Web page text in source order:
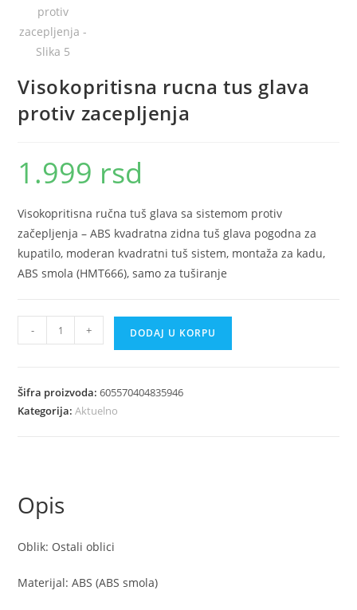
Visokopritisna rucna tus glava
protiv zacepljenja
1.999 rsd
Visokopritisna ručna tuš glava sa sistemom protiv
začepljenja – ABS kvadratna zidna tuš glava pogodna za
kupatilo, moderan kvadratni tuš sistem, montaža za kadu,
ABS smola (HMT666), samo za tuširanje
Visokopritisna
rucna
glava
protiv
- + DODAJ U KORPU
Šifra proizvoda:605570404835946
Kategorija:Aktuelno
Opis
Oblik: Ostali oblici
Materijal: ABS (ABS smola)